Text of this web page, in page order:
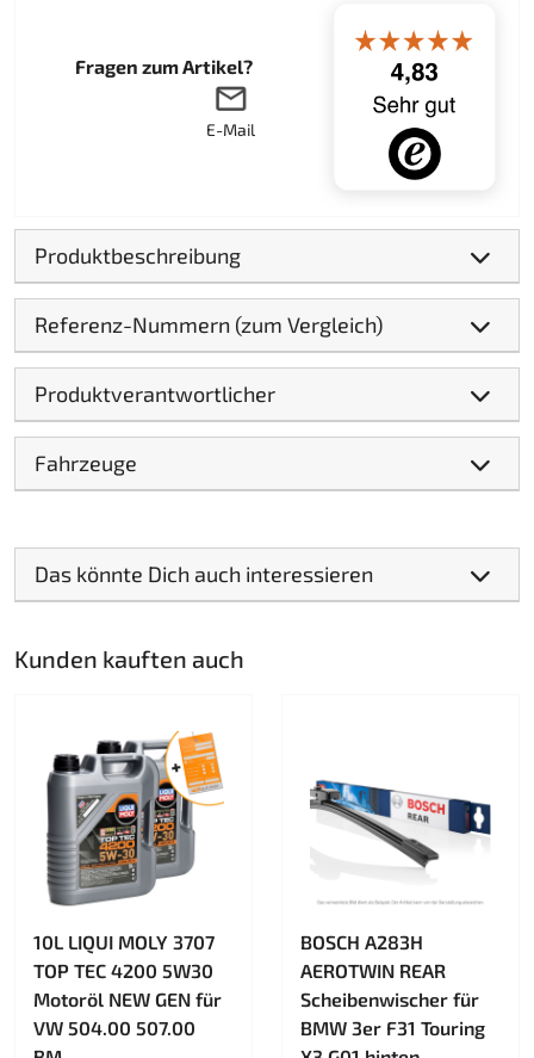
Fragen zum Artikel?
E-Mail
Produktbeschreibung
Referenz-Nummern (zum Vergleich)
Produktverantwortlicher
Fahrzeuge
Das könnte Dich auch interessieren
Kunden kauften auch
10L LIQUI MOLY 3707
TOP TEC 4200 5W30
Motoröl NEW GEN für
VW 504.00 507.00
BOSCH A283H
AEROTWIN REAR
Scheibenwischer für
BMW 3er F31 Touring